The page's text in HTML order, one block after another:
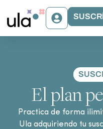
El plan
Practica de forma
Ula adquiriendo tu